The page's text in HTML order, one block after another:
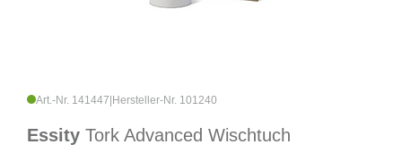
Art.-Nr. 141447 Hersteller-Nr. 101240
Essity Tork Advanced Wischtuch